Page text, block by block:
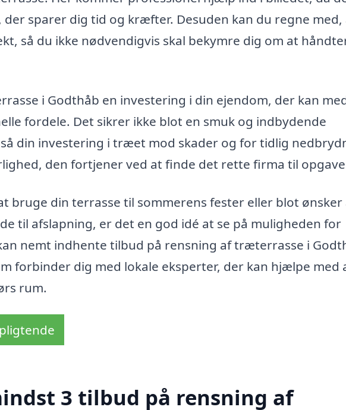
sparer dig tid og kræfter. Desuden kan du regne med,
så du ikke nødvendigvis skal bekymre dig om at
i Godthåb en investering i din ejendom, der kan
fordele. Det sikrer ikke blot en smuk og indbydende
din investering i træet mod skader og for tidlig
den fortjener ved at finde det rette firma til
bruge din terrasse til sommerens fester eller blot ønsker
til afslapning, er det en god idé at se på muligheden for
nemt indhente tilbud på rensning af træterrasse i
forbinder dig med lokale eksperter, der kan hjælpe med
rum.
3 tilbud på rensning af